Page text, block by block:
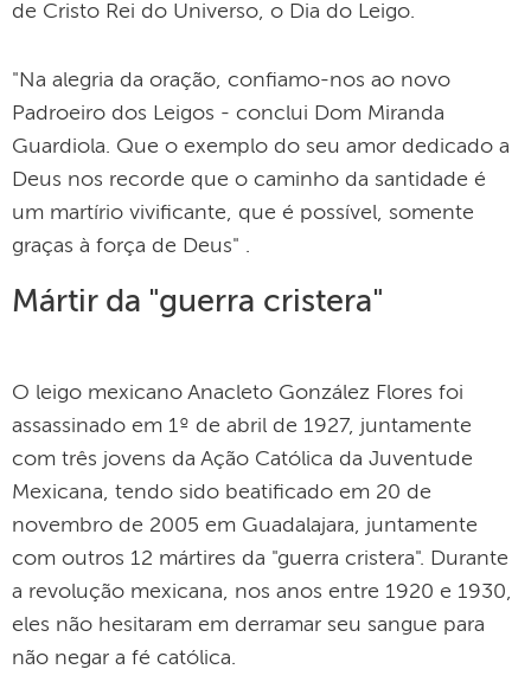
de Cristo Rei do Universo, o Dia do Leigo.
"Na alegria da oração, confiamo-nos ao novo
Padroeiro dos Leigos - conclui Dom Miranda
Guardiola. Que o exemplo do seu amor dedicado a
Deus nos recorde que o caminho da santidade é
um martírio vivificante, que é possível, somente
graças à força de Deus" .
Mártir da "guerra cristera"
O leigo mexicano Anacleto González Flores foi
assassinado em 1º de abril de 1927, juntamente
com três jovens da Ação Católica da Juventude
Mexicana, tendo sido beatificado em 20 de
novembro de 2005 em Guadalajara, juntamente
com outros 12 mártires da "guerra cristera". Durante
a revolução mexicana, nos anos entre 1920 e 1930,
eles não hesitaram em derramar seu sangue para
não negar a fé católica.